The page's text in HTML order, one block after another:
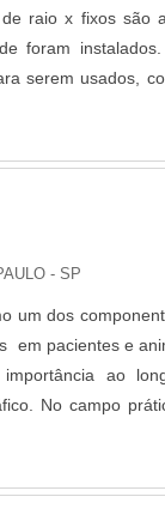
raio x fixos são
foram
com: Suprimento adequado de
do paciente;
controlar o
- SP
um dos
em pacientes e
ao
No campo
e direta com
e